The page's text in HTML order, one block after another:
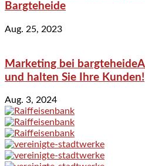
Bargteheide
Aug. 25, 2023
Marketing bei
und halten Sie Ihre Kunden!
Aug. 3, 2024